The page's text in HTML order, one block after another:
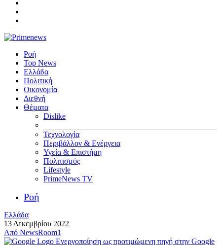
Ροή
Top News
Ελλάδα
Πολιτική
Οικονομία
Διεθνή
Θέματα
Dislike
Τεχνολογία
Περιβάλλον & Ενέργεια
Υγεία & Επιστήμη
Πολιτισμός
Lifestyle
PrimeNews TV
Ροή
Ελλάδα
13 Δεκεμβρίου 2022
Από NewsRoom1
Ενεργοποίηση ως προτιμώμενη πηγή στην Google